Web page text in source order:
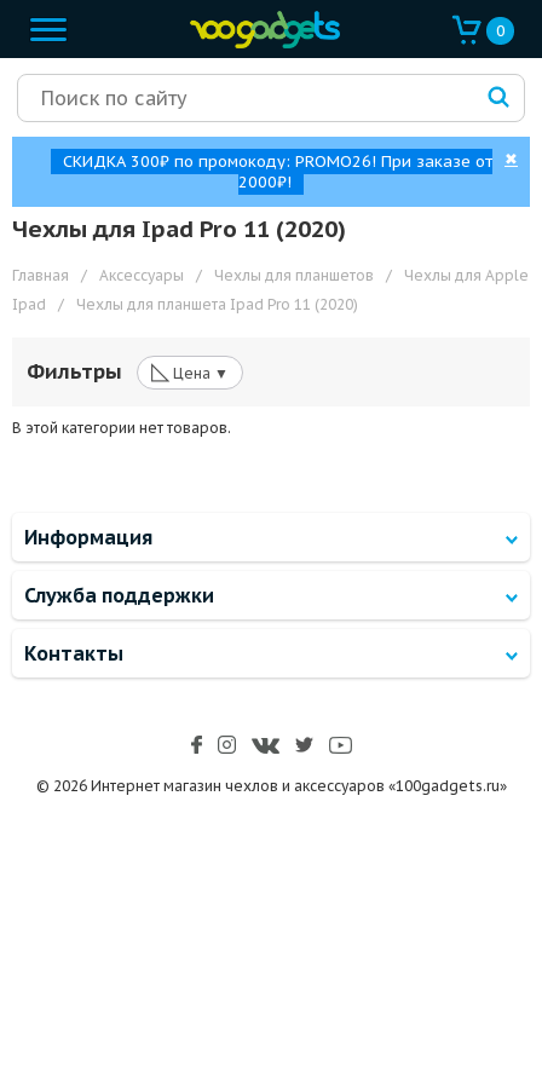
0
СКИДКА 300₽ по промокоду: PROMO26! При заказе от
2000₽!
✖
Чехлы для Ipad Pro 11 (2020)
Главная / Аксессуары / Чехлы для планшетов /
Чехлы для Apple
Ipad
/ Чехлы для планшета Ipad Pro 11 (2020)
Фильтры ◺ Цена ▼
В этой категории нет товаров.
Информация
Служба поддержки
Контакты
© 2026 Интернет магазин чехлов и аксессуаров «100gadgets.ru»